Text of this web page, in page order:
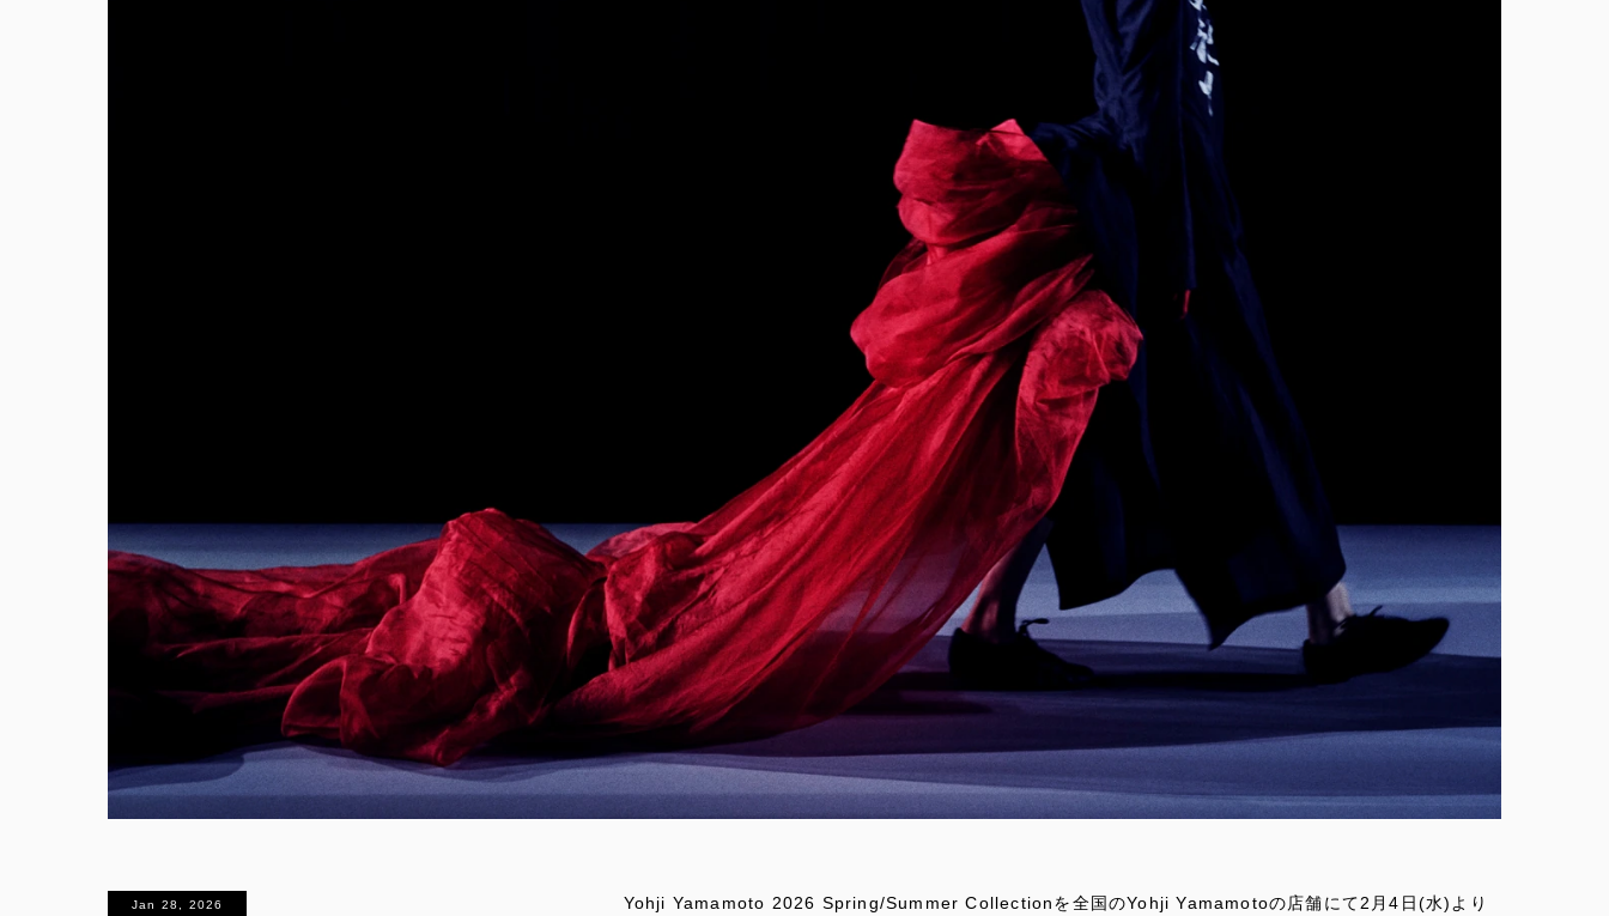
Yohji Yamamoto 2026 Spring/Summer Collectionを全国のYohji Yamamotoの店舗にて2月4日(水)より
Jan 28, 2026